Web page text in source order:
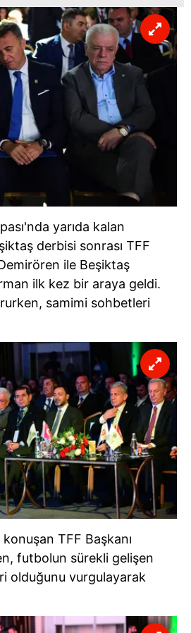
yarıda kalan
derbisi sonrası TFF
Demirören ile Beşiktaş
ilk kez bir araya geldi.
samimi sohbetleri
konuşan TFF Başkanı
futbolun sürekli gelişen
olduğunu vurgulayarak